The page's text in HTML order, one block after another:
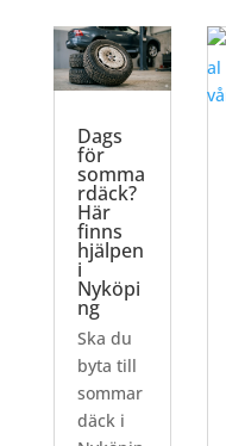
Dags
för
somma
rdäck?
Här
finns
hjälpen
i
Nyköpi
ng
Ska du
byta till
sommar
däck i